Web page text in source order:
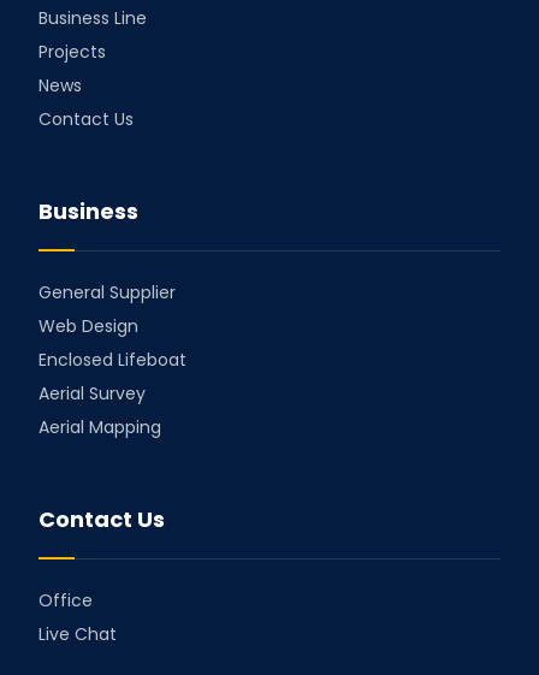
Business Line
Projects
News
Contact Us
Business
General Supplier
Web Design
Enclosed Lifeboat
Aerial Survey
Aerial Mapping
Contact Us
Office
Live Chat